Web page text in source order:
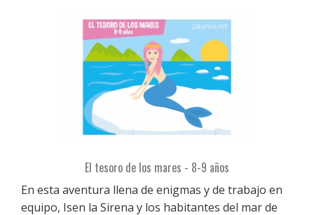
El tesoro de los mares - 8-9 años
En esta aventura llena de enigmas y de trabajo en
equipo, Isen la Sirena y los habitantes del mar de